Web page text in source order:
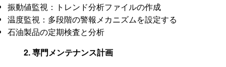
振動値監視：トレンド分析ファイルの作成
温度監視：多段階の警報メカニズムを設定する
石油製品の定期検査と分析
2. 専門メンテナンス計画